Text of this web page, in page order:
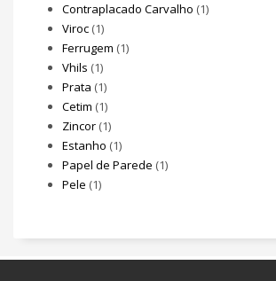
Contraplacado Carvalho (1)
Viroc (1)
Ferrugem (1)
Vhils (1)
Prata (1)
Cetim (1)
Zincor (1)
Estanho (1)
Papel de Parede (1)
Pele (1)